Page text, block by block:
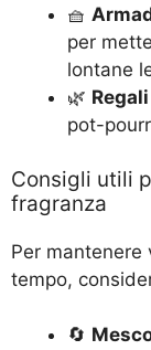
🧺
per
lontane
🌿
pot-
Consigli utili
fragranza
Per mantenere
tempo,
🔄